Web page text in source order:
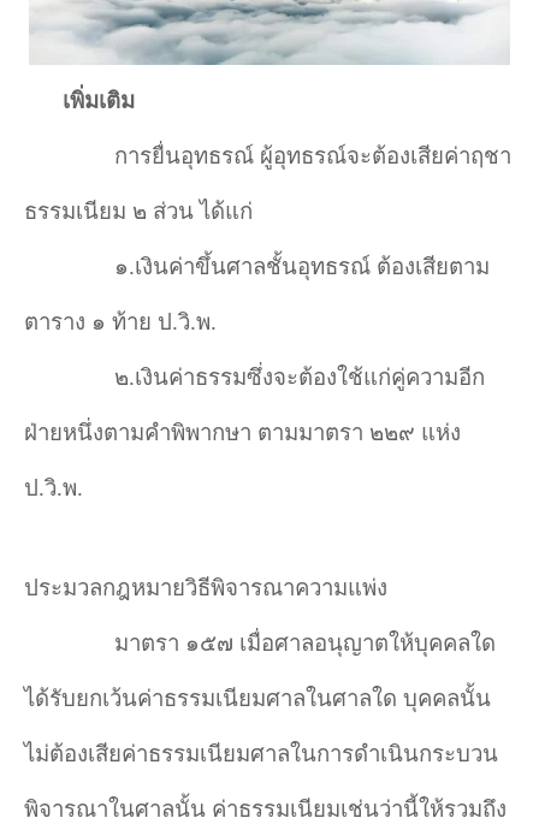
เพิ่มเติม
การยื่นอุทธรณ์ ผู้อุทธรณ์จะต้องเสียค่าฤชา
ธรรมเนียม ๒ ส่วน ได้แก่
๑.เงินค่าขึ้นศาลชั้นอุทธรณ์ ต้องเสียตาม
ตาราง ๑ ท้าย ป.วิ.พ.
๒.เงินค่าธรรมซึ่งจะต้องใช้แก่คู่ความอีก
ฝ่ายหนึ่งตามคำพิพากษา ตามมาตรา ๒๒๙ แห่ง
ป.วิ.พ.
ประมวลกฎหมายวิธีพิจารณาความแพ่ง
มาตรา ๑๕๗ เมื่อศาลอนุญาตให้บุคคลใด
ได้รับยกเว้นค่าธรรมเนียมศาลในศาลใด บุคคลนั้น
ไม่ต้องเสียค่าธรรมเนียมศาลในการดำเนินกระบวน
พิจารณาในศาลนั้น ค่าธรรมเนียมเช่นว่านี้ให้รวมถึง